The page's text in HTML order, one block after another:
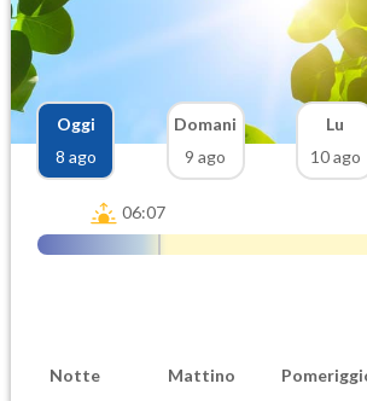
Oggi
8 ago
Domani
9 ago
Lu
10 ago
06:07
Notte Mattino